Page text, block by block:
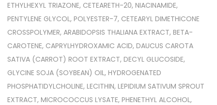
ETHYLHEXYL TRIAZONE, CETEARETH-20, NIACINAMIDE,
PENTYLENE GLYCOL, POLYESTER-7, CETEARYL DIMETHICONE
CROSSPOLYMER, ARABIDOPSIS THALIANA EXTRACT, BETA-
CAROTENE, CAPRYLHYDROXAMIC ACID, DAUCUS CAROTA
SATIVA (CARROT) ROOT EXTRACT, DECYL GLUCOSIDE,
GLYCINE SOJA (SOYBEAN) OIL, HYDROGENATED
PHOSPHATIDYLCHOLINE, LECITHIN, LEPIDIUM SATIVUM SPROUT
EXTRACT, MICROCOCCUS LYSATE, PHENETHYL ALCOHOL,